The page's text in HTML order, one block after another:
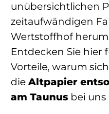
unübersichtlichen
zeitaufwändigen
Wertstoffhof
Entdecken Sie hier
Vorteile, warum
die Altpapier
am Taunus bei